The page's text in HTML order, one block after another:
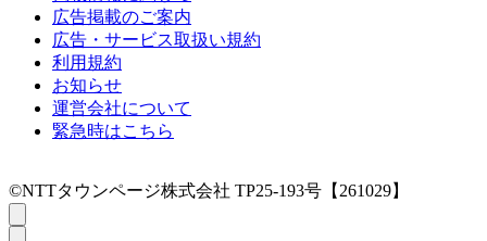
広告掲載のご案内
広告・サービス取扱い規約
利用規約
お知らせ
運営会社について
緊急時はこちら
©NTTタウンページ株式会社 TP25-193号【261029】